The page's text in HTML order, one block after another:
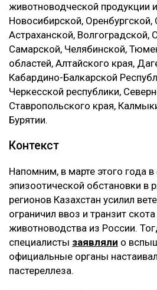
животноводческой продукции
Новосибирской, Оренбургской,
Астраханской, Волгоградской,
Самарской, Челябинской,
областей, Алтайского края,
Кабардино-Балкарской
Черкесской республики,
Ставропольского края,
Бурятии.
Контекст
Напомним, в марте этого года
эпизоотической обстановки в
регионов Казахстан усилил
ограничил ввоз и транзит
животноводства из России.
специалисты заявляли о
официальные органы
пастереллеза.